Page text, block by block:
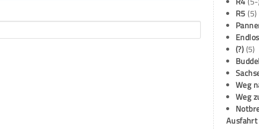
R5 (5)
(?) (5)
Weg
Weg
Ausfahrt